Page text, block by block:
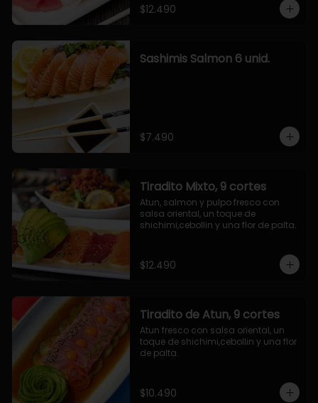
$12.490
Sashimis Salmon 6 unid.
$7.490
Tiradito Mixto, 9 cortes
Atun, salmon y pulpo fresco con
salsa oriental, un toque de
shichimi,cebollin y una flor de palta.
$12.490
Tiradito de Atun, 9 cortes
Atun fresco con salsa oriental, un
toque de shichimi,cebollin y una flor
de palta.
$10.490